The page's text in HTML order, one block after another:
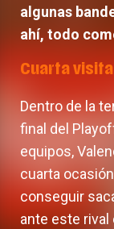
algunas
ahí, todo
Cuarta
Dentro de la
final del
equipos,
cuarta
conseguir
ante este rival